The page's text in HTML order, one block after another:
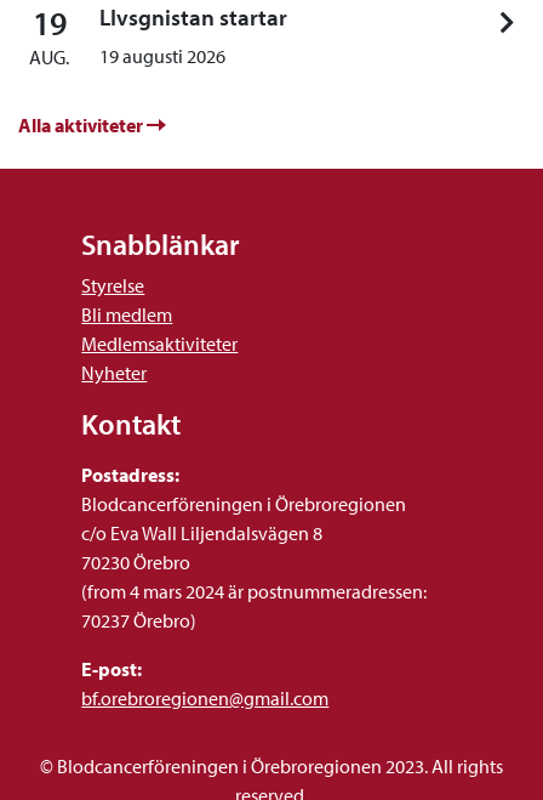
19
AUG.
LIvsgnistan startar
19 augusti 2026
Alla aktiviteter
Snabblänkar
Styrelse
Bli medlem
Medlemsaktiviteter
Nyheter
Kontakt
Postadress:
Blodcancerföreningen i Örebroregionen
c/o Eva Wall Liljendalsvägen 8
70230 Örebro
(from 4 mars 2024 är postnummeradressen:
70237 Örebro)
E-post:
bf.orebroregionen@gmail.com
© Blodcancerföreningen i Örebroregionen 2023. All rights